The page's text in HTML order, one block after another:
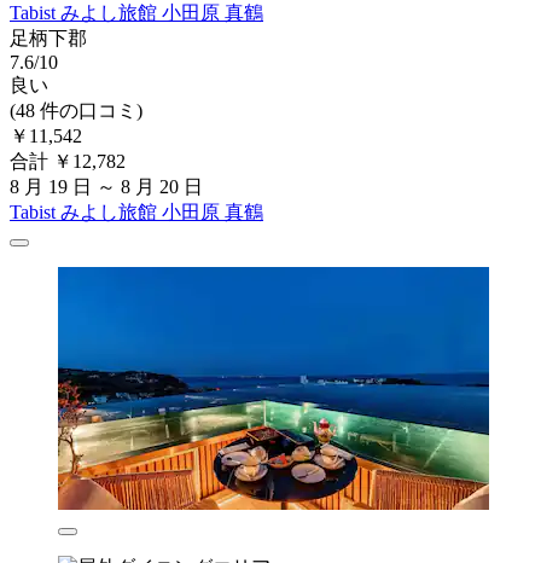
Tabist みよし旅館 小田原 真鶴
足柄下郡
7.6/10
良い
(48 件の口コミ)
￥11,542
合計 ￥12,782
8 月 19 日 ～ 8 月 20 日
Tabist みよし旅館 小田原 真鶴